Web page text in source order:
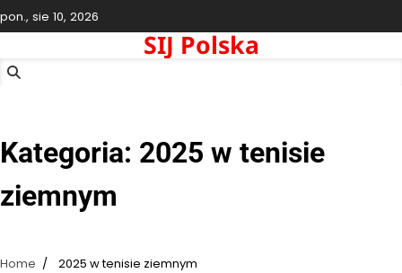
Skip
to
pon., sie 10, 2026
SIJ Polska
Kategoria: 2025 w tenisie
ziemnym
Home 2025 w tenisie ziemnym